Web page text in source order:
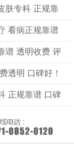
肤专科 正规靠
看病正规靠谱
谱 透明收费 评
透明 口碑好！
正规靠谱 口碑